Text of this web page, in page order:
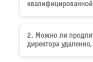
2. Можно ли
директора